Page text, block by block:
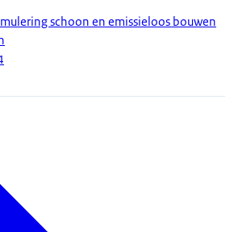
schoon en emissieloos bouwen